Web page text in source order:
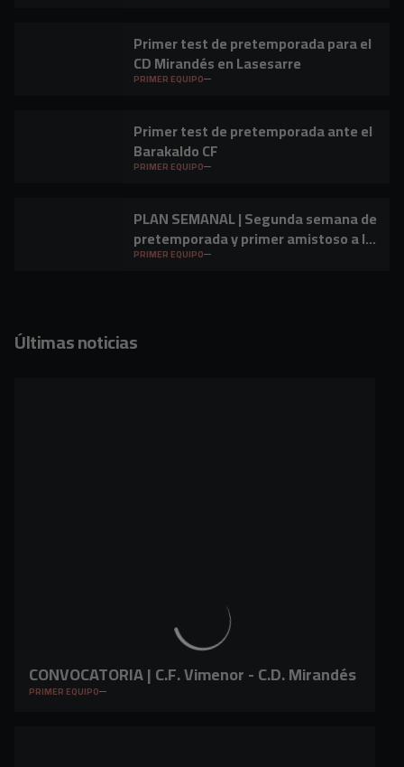
Primer test de pretemporada para el
CD Mirandés en Lasesarre
PRIMER EQUIPO
Primer test de pretemporada ante el
Barakaldo CF
PRIMER EQUIPO
PLAN SEMANAL | Segunda semana de
pretemporada y primer amistoso a la
vista
PRIMER EQUIPO
Últimas noticias
CONVOCATORIA | C.F. Vimenor - C.D. Mirandés
PRIMER EQUIPO